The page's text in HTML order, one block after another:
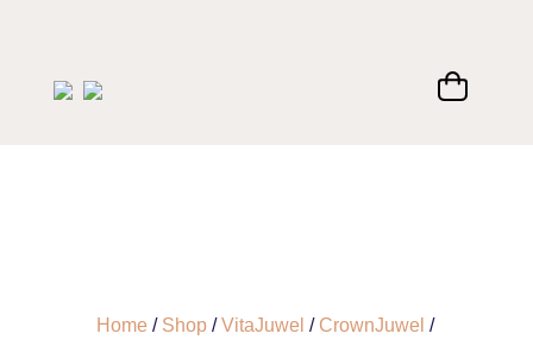
Home / Shop/VitaJuwel / CrownJuwel /